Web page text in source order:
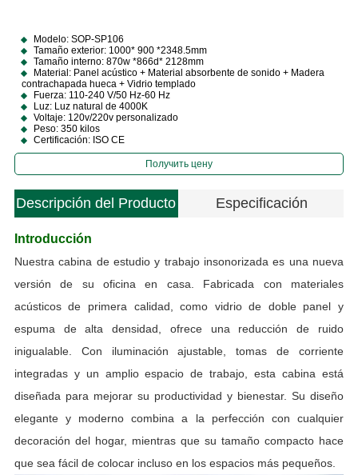
Modelo: SOP-SP106
Tamaño exterior: 1000* 900 *2348.5mm
Tamaño interno: 870w *866d* 2128mm
Material: Panel acústico + Material absorbente de sonido + Madera
contrachapada hueca + Vidrio templado
Fuerza: 110-240 V/50 Hz-60 Hz
Luz: Luz natural de 4000K
Voltaje: 120v/220v personalizado
Peso: 350 kilos
Certificación: ISO CE
Получить цену
Descripción del Producto Especificación
Introducción
Nuestra cabina de estudio y trabajo insonorizada es una nueva
versión de su oficina en casa. Fabricada con materiales
acústicos de primera calidad, como vidrio de doble panel y
espuma de alta densidad, ofrece una reducción de ruido
inigualable. Con iluminación ajustable, tomas de corriente
integradas y un amplio espacio de trabajo, esta cabina está
diseñada para mejorar su productividad y bienestar. Su diseño
elegante y moderno combina a la perfección con cualquier
decoración del hogar, mientras que su tamaño compacto hace
que sea fácil de colocar incluso en los espacios más pequeños.